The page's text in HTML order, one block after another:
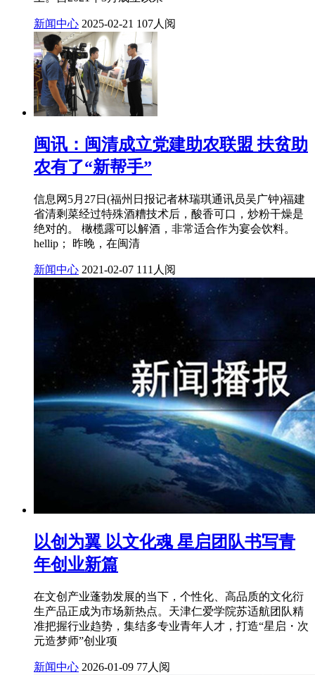
新闻中心 2025-02-21 107人阅
闽讯：闽清成立党建助农联盟 扶贫助
农有了“新帮手”
信息网5月27日(福州日报记者林瑞琪通讯员吴广钟)福建
省清剩菜经过特殊酒糟技术后，酸香可口，炒粉干燥是
绝对的。 橄榄露可以解酒，非常适合作为宴会饮料。
hellip； 昨晚，在闽清
新闻中心 2021-02-07 111人阅
以创为翼 以文化魂 星启团队书写青
年创业新篇
在文创产业蓬勃发展的当下，个性化、高品质的文化衍
生产品正成为市场新热点。天津仁爱学院苏适航团队精
准把握行业趋势，集结多专业青年人才，打造“星启・次
元造梦师”创业项
新闻中心 2026-01-09 77人阅